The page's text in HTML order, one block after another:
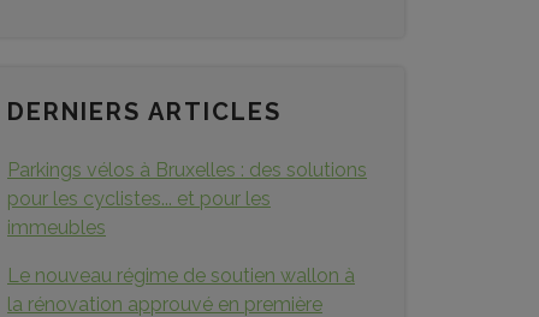
DERNIERS ARTICLES
Parkings vélos à Bruxelles : des solutions
pour les cyclistes... et pour les
immeubles
Le nouveau régime de soutien wallon à
la rénovation approuvé en première